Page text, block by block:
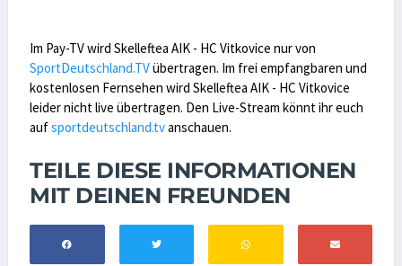
Im Pay-TV wird Skelleftea AIK - HC Vitkovice nur von
SportDeutschland.TVübertragen. Im frei empfangbaren und
kostenlosen Fernsehen wird Skelleftea AIK - HC Vitkovice
leider nicht live übertragen. Den Live-Stream könnt ihr euch
aufsportdeutschland.tvanschauen.
TEILE DIESE INFORMATIONEN
MIT DEINEN FREUNDEN